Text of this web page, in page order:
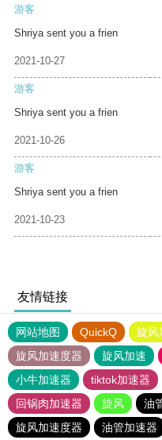
游客
Shriya sent you a frien
2021-10-27
游客
Shriya sent you a frien
2021-10-26
游客
Shriya sent you a frien
2021-10-23
友情链接
网站地图 QuickQ 旋风
旋风加速度器
旋风加速
小牛加速器
tiktok加速器
回锅肉加速器
旋风 油
旋风加速度器
油管加速器